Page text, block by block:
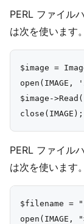
PERL ファイル
は次を使います。
$image =
$image-
PERL ファイル
は次を使います。
$filename =
open(IMAGE,